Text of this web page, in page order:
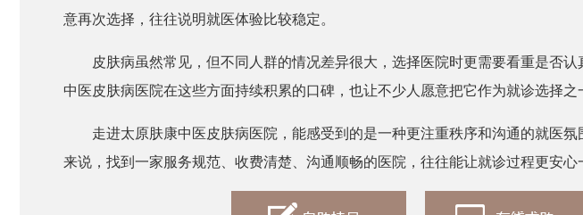
意再次选择，往往说明就医体验比较稳定。
皮肤病虽然常见，但不同人群的情况差异很大，选择医院时更需要看重是否
中医皮肤病医院在这些方面持续积累的口碑，也让不少人愿意把它作为就诊选择之
走进太原肤康中医皮肤病医院，能感受到的是一种更注重秩序和沟通的就医氛
来说，找到一家服务规范、收费清楚、沟通顺畅的医院，往往能让就诊过程更安心